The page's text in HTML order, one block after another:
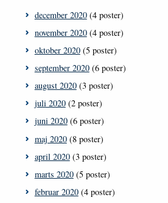
december 2020(4 poster)
november 2020(4 poster)
oktober 2020(5 poster)
september 2020(6 poster)
august 2020(3 poster)
juli 2020(2 poster)
juni 2020(6 poster)
maj 2020(8 poster)
april 2020(3 poster)
marts 2020(5 poster)
februar 2020(4 poster)